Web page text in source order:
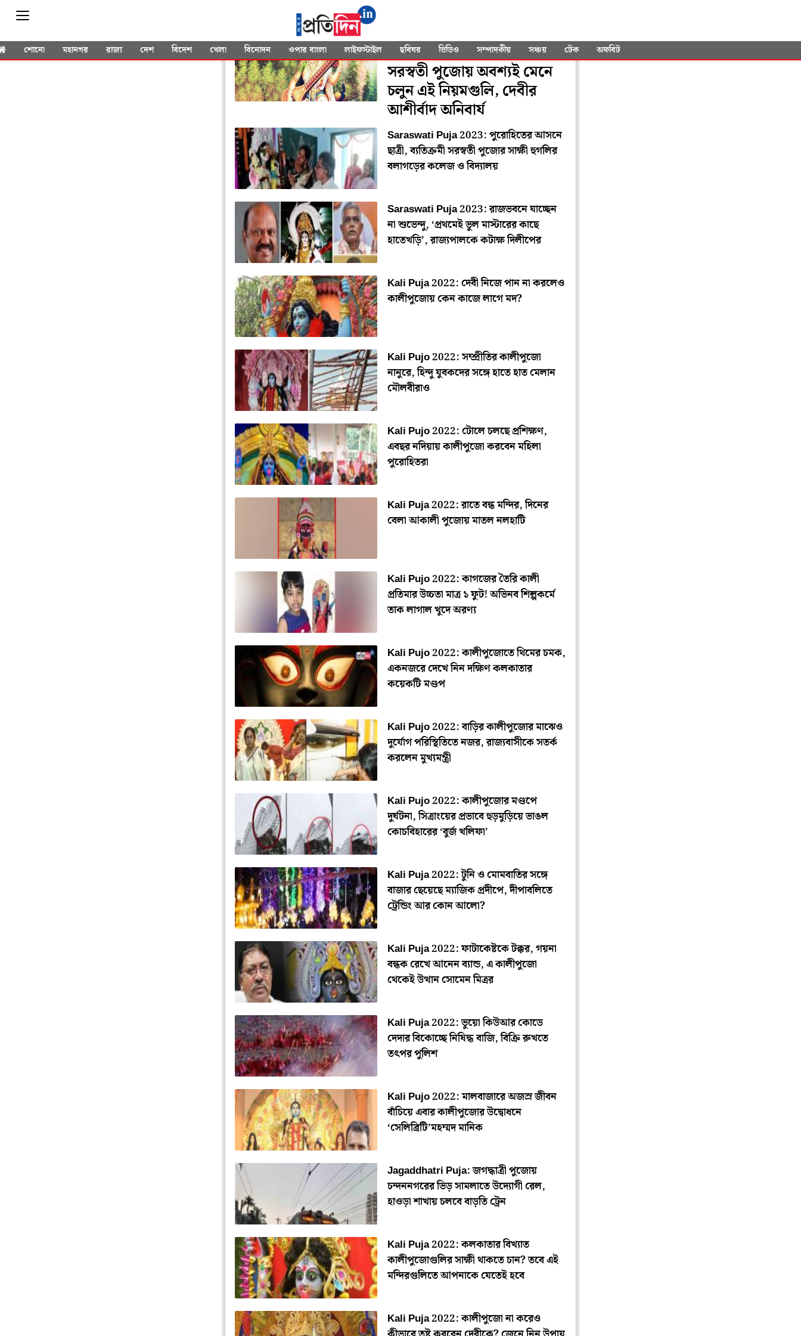
শোনো মহানগর রাজ্য দেশ বিদেশ খেলা বিনোদন ওপার বাংলা লাইফস্টাইল ছবিঘর ভিডিও সম্পাদকীয় সঞ্চয় টেক অফবিট
YOU SEARCHED FOR"Durga Puja Carnival"
Saraswati Puja 2023:
সরস্বতী পুজোয় অবশ্যই মেনে
চলুন এই নিয়মগুলি, দেবীর
আশীর্বাদ অনিবার্য
Saraswati Puja 2023: পুরোহিতের আসনে
ছাত্রী, ব্যতিক্রমী সরস্বতী পুজোর সাক্ষী হুগলির
বলাগড়ের কলেজ ও বিদ্যালয়
Saraswati Puja 2023: রাজভবনে যাচ্ছেন
না শুভেন্দু, ‘প্রথমেই ভুল মাস্টারের কাছে
হাতেখড়ি’, রাজ্যপালকে কটাক্ষ দিলীপের
Kali Puja 2022: দেবী নিজে পান না করলেও
কালীপুজোয় কেন কাজে লাগে মদ?
Kali Pujo 2022: সম্প্রীতির কালীপুজো
নানুরে, হিন্দু যুবকদের সঙ্গে হাতে হাত মেলান
মৌলবীরাও
Kali Pujo 2022: টোলে চলছে প্রশিক্ষণ,
এবছর নদিয়ায় কালীপুজো করবেন মহিলা
পুরোহিতরা
Kali Puja 2022: রাতে বন্ধ মন্দির, দিনের
বেলা আকালী পুজোয় মাতল নলহাটি
Kali Pujo 2022: কাগজের তৈরি কালী
প্রতিমার উচ্চতা মাত্র ১ ফুট! অভিনব শিল্পকর্মে
তাক লাগাল খুদে অরণ‌্য
Kali Pujo 2022: কালীপুজোতে থিমের চমক,
একনজরে দেখে নিন দক্ষিণ কলকাতার
কয়েকটি মণ্ডপ
Kali Pujo 2022: বাড়ির কালীপুজোর মাঝেও
দুর্যোগ পরিস্থিতিতে নজর, রাজ্যবাসীকে সতর্ক
করলেন মুখ্যমন্ত্রী
Kali Pujo 2022: কালীপুজোর মণ্ডপে
দুর্ঘটনা, সিত্রাংয়ের প্রভাবে হুড়মুড়িয়ে ভাঙল
কোচবিহারের ‘বুর্জ খলিফা’
Kali Puja 2022: টুনি ও মোমবাতির সঙ্গে
বাজার ছেয়েছে ম্যাজিক প্রদীপে, দীপাবলিতে
ট্রেন্ডিং আর কোন আলো?
Kali Puja 2022: ফাটাকেষ্টকে টক্কর, গয়না
বন্ধক রেখে আনেন ব্যান্ড, এ কালীপুজো
থেকেই উত্থান সোমেন মিত্রর
Kali Puja 2022: ভুয়ো কিউআর কোডে
দেদার বিকোচ্ছে নিষিদ্ধ বাজি, বিক্রি রুখতে
তৎপর পুলিশ
Kali Pujo 2022: মালবাজারে অজস্র জীবন
বাঁচিয়ে এবার কালীপুজোর উদ্বোধনে
‘সেলিব্রিটি’মহম্মদ মানিক
Jagaddhatri Puja: জগদ্ধাত্রী পুজোয়
চন্দননগরের ভিড় সামলাতে উদ্যোগী রেল,
হাওড়া শাখায় চলবে বাড়তি ট্রেন
Kali Puja 2022: কলকাতার বিখ্যাত
কালীপুজোগুলির সাক্ষী থাকতে চান? তবে এই
মন্দিরগুলিতে আপনাকে যেতেই হবে
Kali Puja 2022: কালীপুজো না করেও